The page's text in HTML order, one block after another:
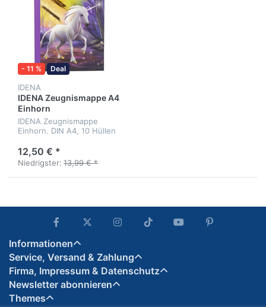
- 11 % Deal
IDENA
IDENA Zeugnismappe A4
Einhorn
IDENA Zeugnismappe
Einhorn. DIN A4, 10 Hüllen
12,50 € *
Niedrigster: 13,99 € *
Informationen
Service, Versand & Zahlung
Firma, Impressum & Datenschutz
Newsletter abonnieren
Themes